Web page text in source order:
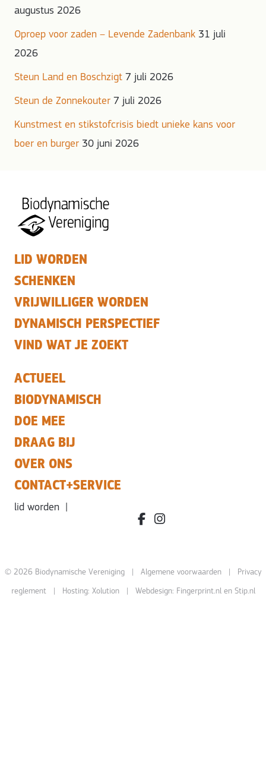
augustus 2026
Oproep voor zaden – Levende Zadenbank 31 juli
2026
Steun Land en Boschzigt 7 juli 2026
Steun de Zonnekouter 7 juli 2026
Kunstmest en stikstofcrisis biedt unieke kans voor
boer en burger 30 juni 2026
LID WORDEN
SCHENKEN
VRIJWILLIGER WORDEN
DYNAMISCH PERSPECTIEF
VIND WAT JE ZOEKT
ACTUEEL
BIODYNAMISCH
DOE MEE
DRAAG BIJ
OVER ONS
CONTACT+SERVICE
lid worden
facebook.com/bdvereniging/
instagram.com/
© 2026 Biodynamische Vereniging | Algemene voorwaarden| Privacy
reglement| Hosting: Xolution| Webdesign: Fingerprint.nlen Stip.nl